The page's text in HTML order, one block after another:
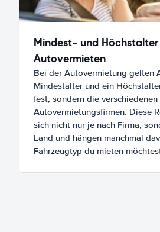
Mindest- und
Autovermieten
Bei der Autovermietung gelten
Mindestalter und ein
fest, sondern die verschiedenen
Autovermietungsfirmen. Diese
sich nicht nur je nach Firma,
Land und hängen manchmal
Fahrzeugtyp du mieten